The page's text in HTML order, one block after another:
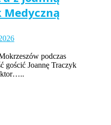
podczas
gościć Joannę Traczyk